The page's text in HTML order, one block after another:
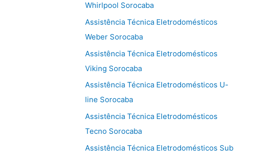
Whirlpool Sorocaba
Assistência Técnica Eletrodomésticos
Weber Sorocaba
Assistência Técnica Eletrodomésticos
Viking Sorocaba
Assistência Técnica Eletrodomésticos U-
line Sorocaba
Assistência Técnica Eletrodomésticos
Tecno Sorocaba
Assistência Técnica Eletrodomésticos Sub